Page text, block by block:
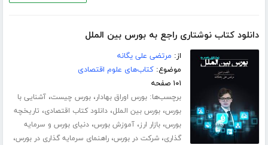
دانلود کتاب نوشتاری راجع به بورس بین الملل
از: مرتضی علی یگانه
موضوع:کتاب‌های علوم اقتصادی
۱۰۱ صفحه
برچسب‌ها:بورس اوراق بهادار،بورس چیست،آشنایی با
بورس،بورس بین الملل،دانلود کتاب اقتصادی، تاریخچه
بورس،بازار ارز،آموزش بورس،دنیای بورس و سرمایه
گذاری،شرکت در بورس،راهنمای سرمایه گذاری در بورس،